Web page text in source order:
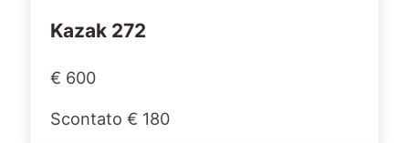
Kazak 272
€ 600
Scontato € 180